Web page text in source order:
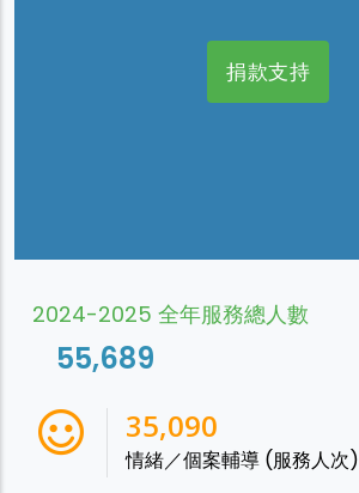
捐款支持
2024-2025 全年服務總人數
55,689
38,541
情緒／個案輔導 (服務人次)